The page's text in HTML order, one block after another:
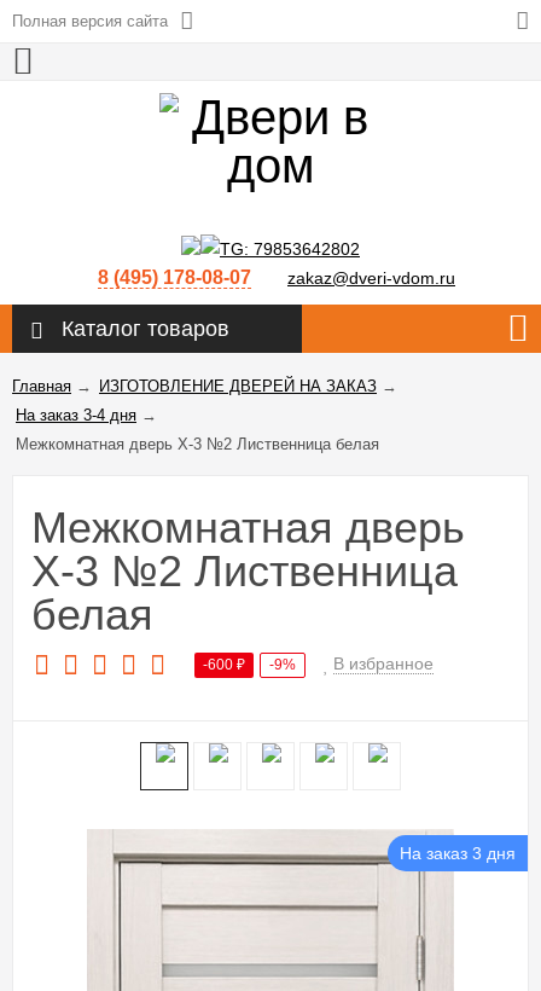
Полная версия сайта
8 (495) 178-08-07 zakaz@dveri-vdom.ru
Каталог товаров
Главная → ИЗГОТОВЛЕНИЕ ДВЕРЕЙ НА ЗАКАЗ →
На заказ 3-4 дня →
Межкомнатная дверь X-3 №2 Лиственница белая
Межкомнатная дверь
X-3 №2 Лиственница
белая
-600 ₽ -9% В избранное
На заказ 3 дня